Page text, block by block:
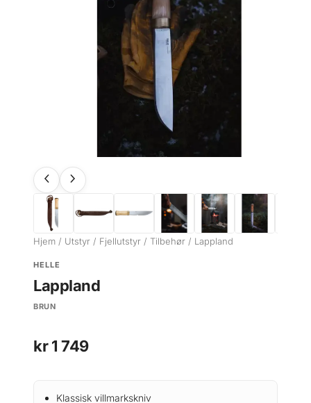
Hjem / Utstyr / Fjellutstyr / Tilbehør / Lappland
HELLE
Lappland
BRUN
kr1 749
Klassisk villmarkskniv